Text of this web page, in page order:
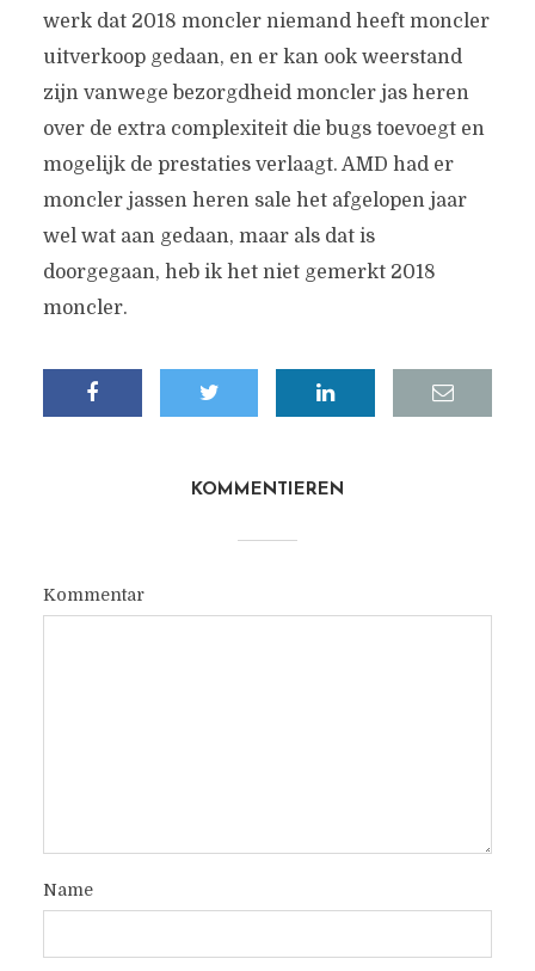
werk dat 2018 moncler niemand heeft moncler
uitverkoop gedaan, en er kan ook weerstand
zijn vanwege bezorgdheid moncler jas heren
over de extra complexiteit die bugs toevoegt en
mogelijk de prestaties verlaagt. AMD had er
moncler jassen heren sale het afgelopen jaar
wel wat aan gedaan, maar als dat is
doorgegaan, heb ik het niet gemerkt 2018
moncler.
KOMMENTIEREN
Kommentar
Name